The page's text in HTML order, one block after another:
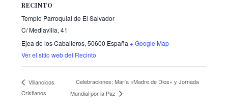
RECINTO
Templo Parroquial de El Salvador
C/ Mediavilla, 41
Ejea de los Caballeros, 50600 España + Google Map
Ver el sitio web del Recinto
Villancicos
Cristianos
Celebraciones; María «Madre de Dios» y Jornada
Mundial por la Paz